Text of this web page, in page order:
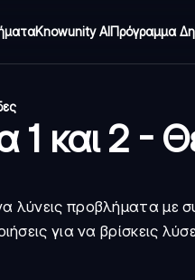
Knowunity AIΠρόγραμμα
και 2 -
λύνεις προβλήματα με
για να βρίσκεις